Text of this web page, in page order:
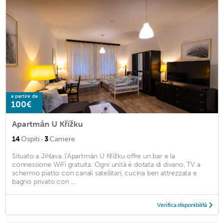
a partire da
100€
Apartmán U Křížku
14Ospiti · 3Camere
Situato a Jihlava, l'Apartmán U Křížku offre un bar e la
connessione WiFi gratuita. Ogni unità è dotata di divano, TV a
schermo piatto con canali satellitari, cucina ben attrezzata e
bagno privato con ...
Verifica disponibilità